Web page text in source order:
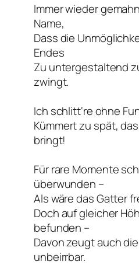
Immer wieder
Name,
Dass die
Endes
Zu untergestaltend
zwingt.
Ich schlitt‘re ohne
Kümmert zu spät,
bringt!
Für rare Momente
überwunden –
Als wäre das Gatter
Doch auf gleicher
befunden –
Davon zeugt auch
unbeirrbar.